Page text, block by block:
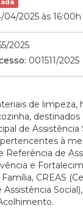
04/2025 às 16:00h
2025
001511/2025
de limpeza,
de Assistência
à
Referência de
e
CREAS
Assistência